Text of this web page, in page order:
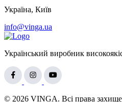
Україна, Київ
info@vinga.ua
Український виробник
© 2026 VINGA. Всі права